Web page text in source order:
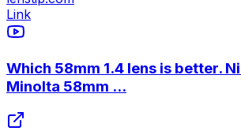
Link
Which 58mm 1.4 lens is better.
Minolta 58mm ...